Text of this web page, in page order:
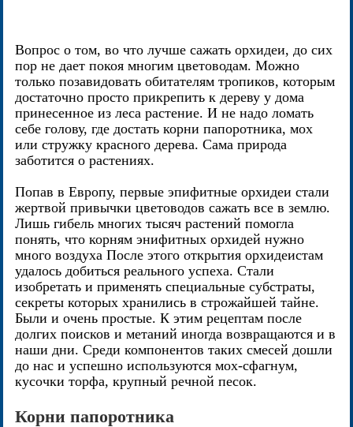
Вопрос о том, во что лучше сажать орхидеи, до сих
пор не дает покоя многим цветоводам. Можно
только позавидовать обитателям тропиков, которым
достаточно просто прикрепить к дереву у дома
принесенное из леса растение. И не надо ломать
себе голову, где достать корни папоротника, мох
или стружку красного дерева. Сама природа
заботится о растениях.
Попав в Европу, первые эпифитные орхидеи стали
жертвой привычки цветоводов сажать все в землю.
Лишь гибель многих тысяч растений помогла
понять, что корням энифитных орхидей нужно
много воздуха После этого открытия орхидеистам
удалось добиться реального успеха. Стали
изобретать и применять специальные субстраты,
секреты которых хранились в строжайшей тайне.
Были и очень простые. К этим рецептам после
долгих поисков и метаний иногда возвращаются и в
наши дни. Среди компонентов таких смесей дошли
до нас и успешно используются мох-сфагнум,
кусочки торфа, крупный речной песок.
Корни папоротника